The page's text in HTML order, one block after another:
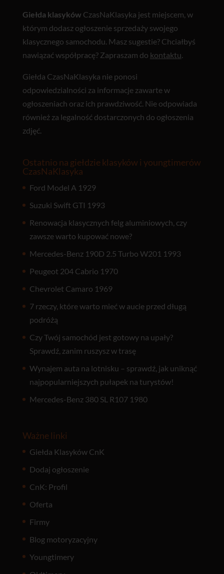
Giełda klasyków CzasNaKlasyka jest miejscem, w
którym dodasz ogłoszenie sprzedaży swojego
klasycznego samochodu. Masz sugestie? Chciałbyś
nawiązać współpracę? Zapraszam do kontaktu.
Giełda CzasNaKlasyka nie ponosi
odpowiedzialności za informacje zawarte w
ogłoszeniach oraz ich prawdziwość. Nie odpowiada
również za legalność dostarczonych do ogłoszenia
zdjęć.
Ostatnio na giełdzie klasyków i youngtimerów
CzasNaKlasyka
Ford Model A 1929
Suzuki Swift GTI 1993
Renowacja klasycznych felg aluminiowych, czy
zawsze warto kupować nowe?
Mercedes-Benz 190D 2.5 Turbo W201 1993
Peugeot 204 Cabrio 1970
Chevrolet Camaro 1969
7 rzeczy, które warto mieć w aucie przed długą
podróżą
Czy Twój samochód jest gotowy na upały?
Sprawdź, zanim ruszysz w trasę
Wynajem auta na lotnisku – sprawdź, jak uniknąć
najpopularniejszych pułapek na turystów!
Mercedes-Benz 380 SL R107 1980
Ważne linki
Giełda Klasyków CnK
Dodaj ogłoszenie
CnK: Profil
Oferta
Firmy
Blog motoryzacyjny
Youngtimery